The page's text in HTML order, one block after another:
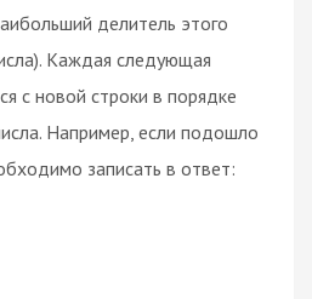
делитель этого
Каждая следующая
с новой строки в порядке
Например, если подошло
записать в ответ: